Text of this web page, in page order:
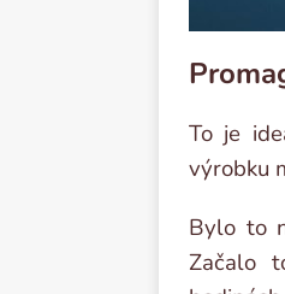
To je
výrobku
Bylo to
Začalo